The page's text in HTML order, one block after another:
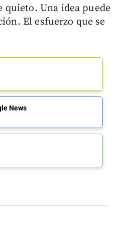
quieto. Una idea puede
El esfuerzo que se
News